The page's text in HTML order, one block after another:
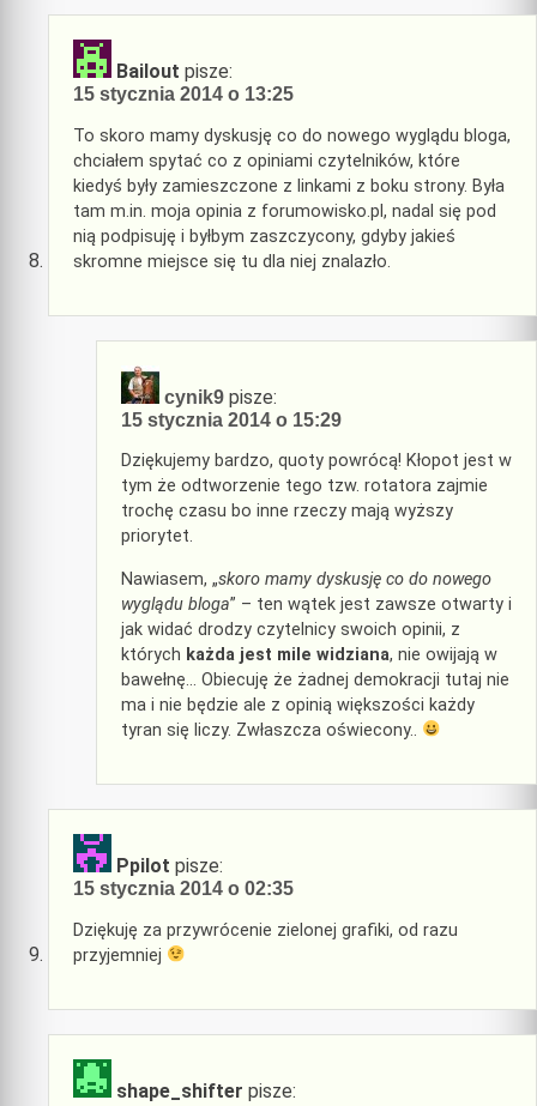
Bailout pisze:
15 stycznia 2014 o 13:25
To skoro mamy dyskusję co do nowego wyglądu bloga,
chciałem spytać co z opiniami czytelników, które
kiedyś były zamieszczone z linkami z boku strony. Była
tam m.in. moja opinia z forumowisko.pl, nadal się pod
nią podpisuję i byłbym zaszczycony, gdyby jakieś
skromne miejsce się tu dla niej znalazło.
cynik9 pisze:
15 stycznia 2014 o 15:29
Dziękujemy bardzo, quoty powrócą! Kłopot jest w
tym że odtworzenie tego tzw. rotatora zajmie
trochę czasu bo inne rzeczy mają wyższy
priorytet.
Nawiasem, „skoro mamy dyskusję co do nowego
wyglądu bloga” – ten wątek jest zawsze otwarty i
jak widać drodzy czytelnicy swoich opinii, z
których każda jest mile widziana, nie owijają w
bawełnę… Obiecuję że żadnej demokracji tutaj nie
ma i nie będzie ale z opinią większości każdy
tyran się liczy. Zwłaszcza oświecony..
Ppilot pisze:
15 stycznia 2014 o 02:35
Dziękuję za przywrócenie zielonej grafiki, od razu
przyjemniej
shape_shifter pisze: